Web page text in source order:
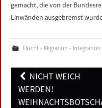
gemacht, die von der
Einwänden ausgebremst
Flucht - Migration - Integration
Post
navigation
NICHT WEICH
WERDEN!